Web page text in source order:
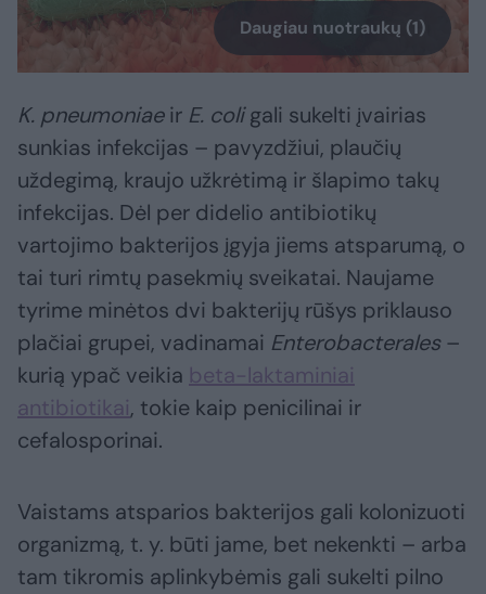
Daugiau nuotraukų (1)
K. pneumoniaeir E. coligali sukelti įvairias
sunkias infekcijas – pavyzdžiui, plaučių
uždegimą, kraujo užkrėtimą ir šlapimo takų
infekcijas. Dėl per didelio antibiotikų
vartojimo bakterijos įgyja jiems atsparumą, o
tai turi rimtų pasekmių sveikatai. Naujame
tyrime minėtos dvi bakterijų rūšys priklauso
plačiai grupei, vadinamai Enterobacterales–
kurią ypač veikia beta-laktaminiai
antibiotikai, tokie kaip penicilinai ir
cefalosporinai.
Vaistams atsparios bakterijos gali kolonizuoti
organizmą, t. y. būti jame, bet nekenkti – arba
tam tikromis aplinkybėmis gali sukelti pilno